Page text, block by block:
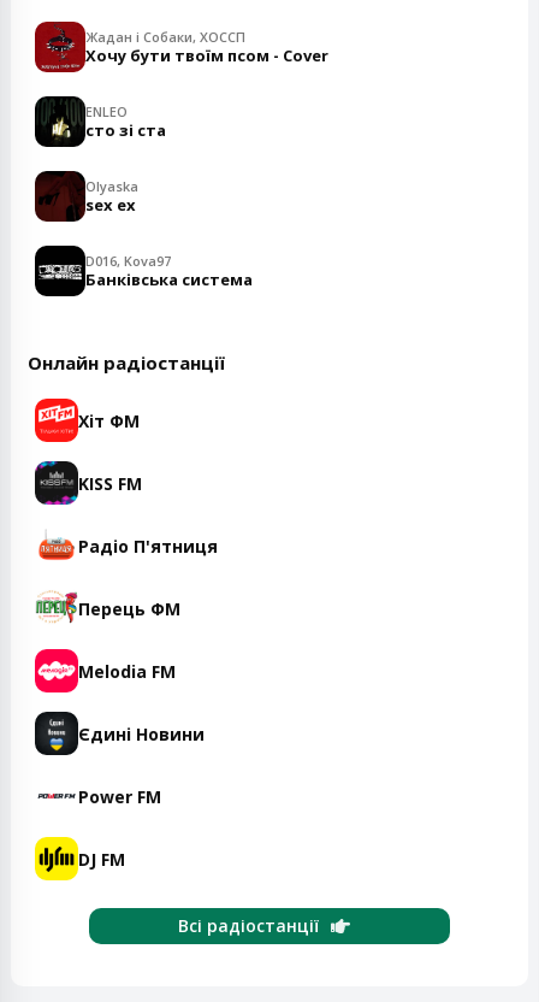
Жадан і Собаки, ХОССП
Хочу бути твоїм псом - Cover
ENLEO
сто зі ста
Olyaska
sex ex
D016, Kova97
Банківська система
Онлайн радіостанції
Хіт ФМ
KISS FM
Радіо П'ятниця
Перець ФМ
Melodia FM
Єдині Новини
Power FM
DJ FM
Всі радіостанції